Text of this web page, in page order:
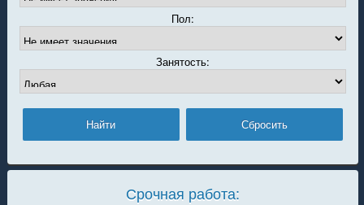
Пол:
Занятость:
Срочная работа: